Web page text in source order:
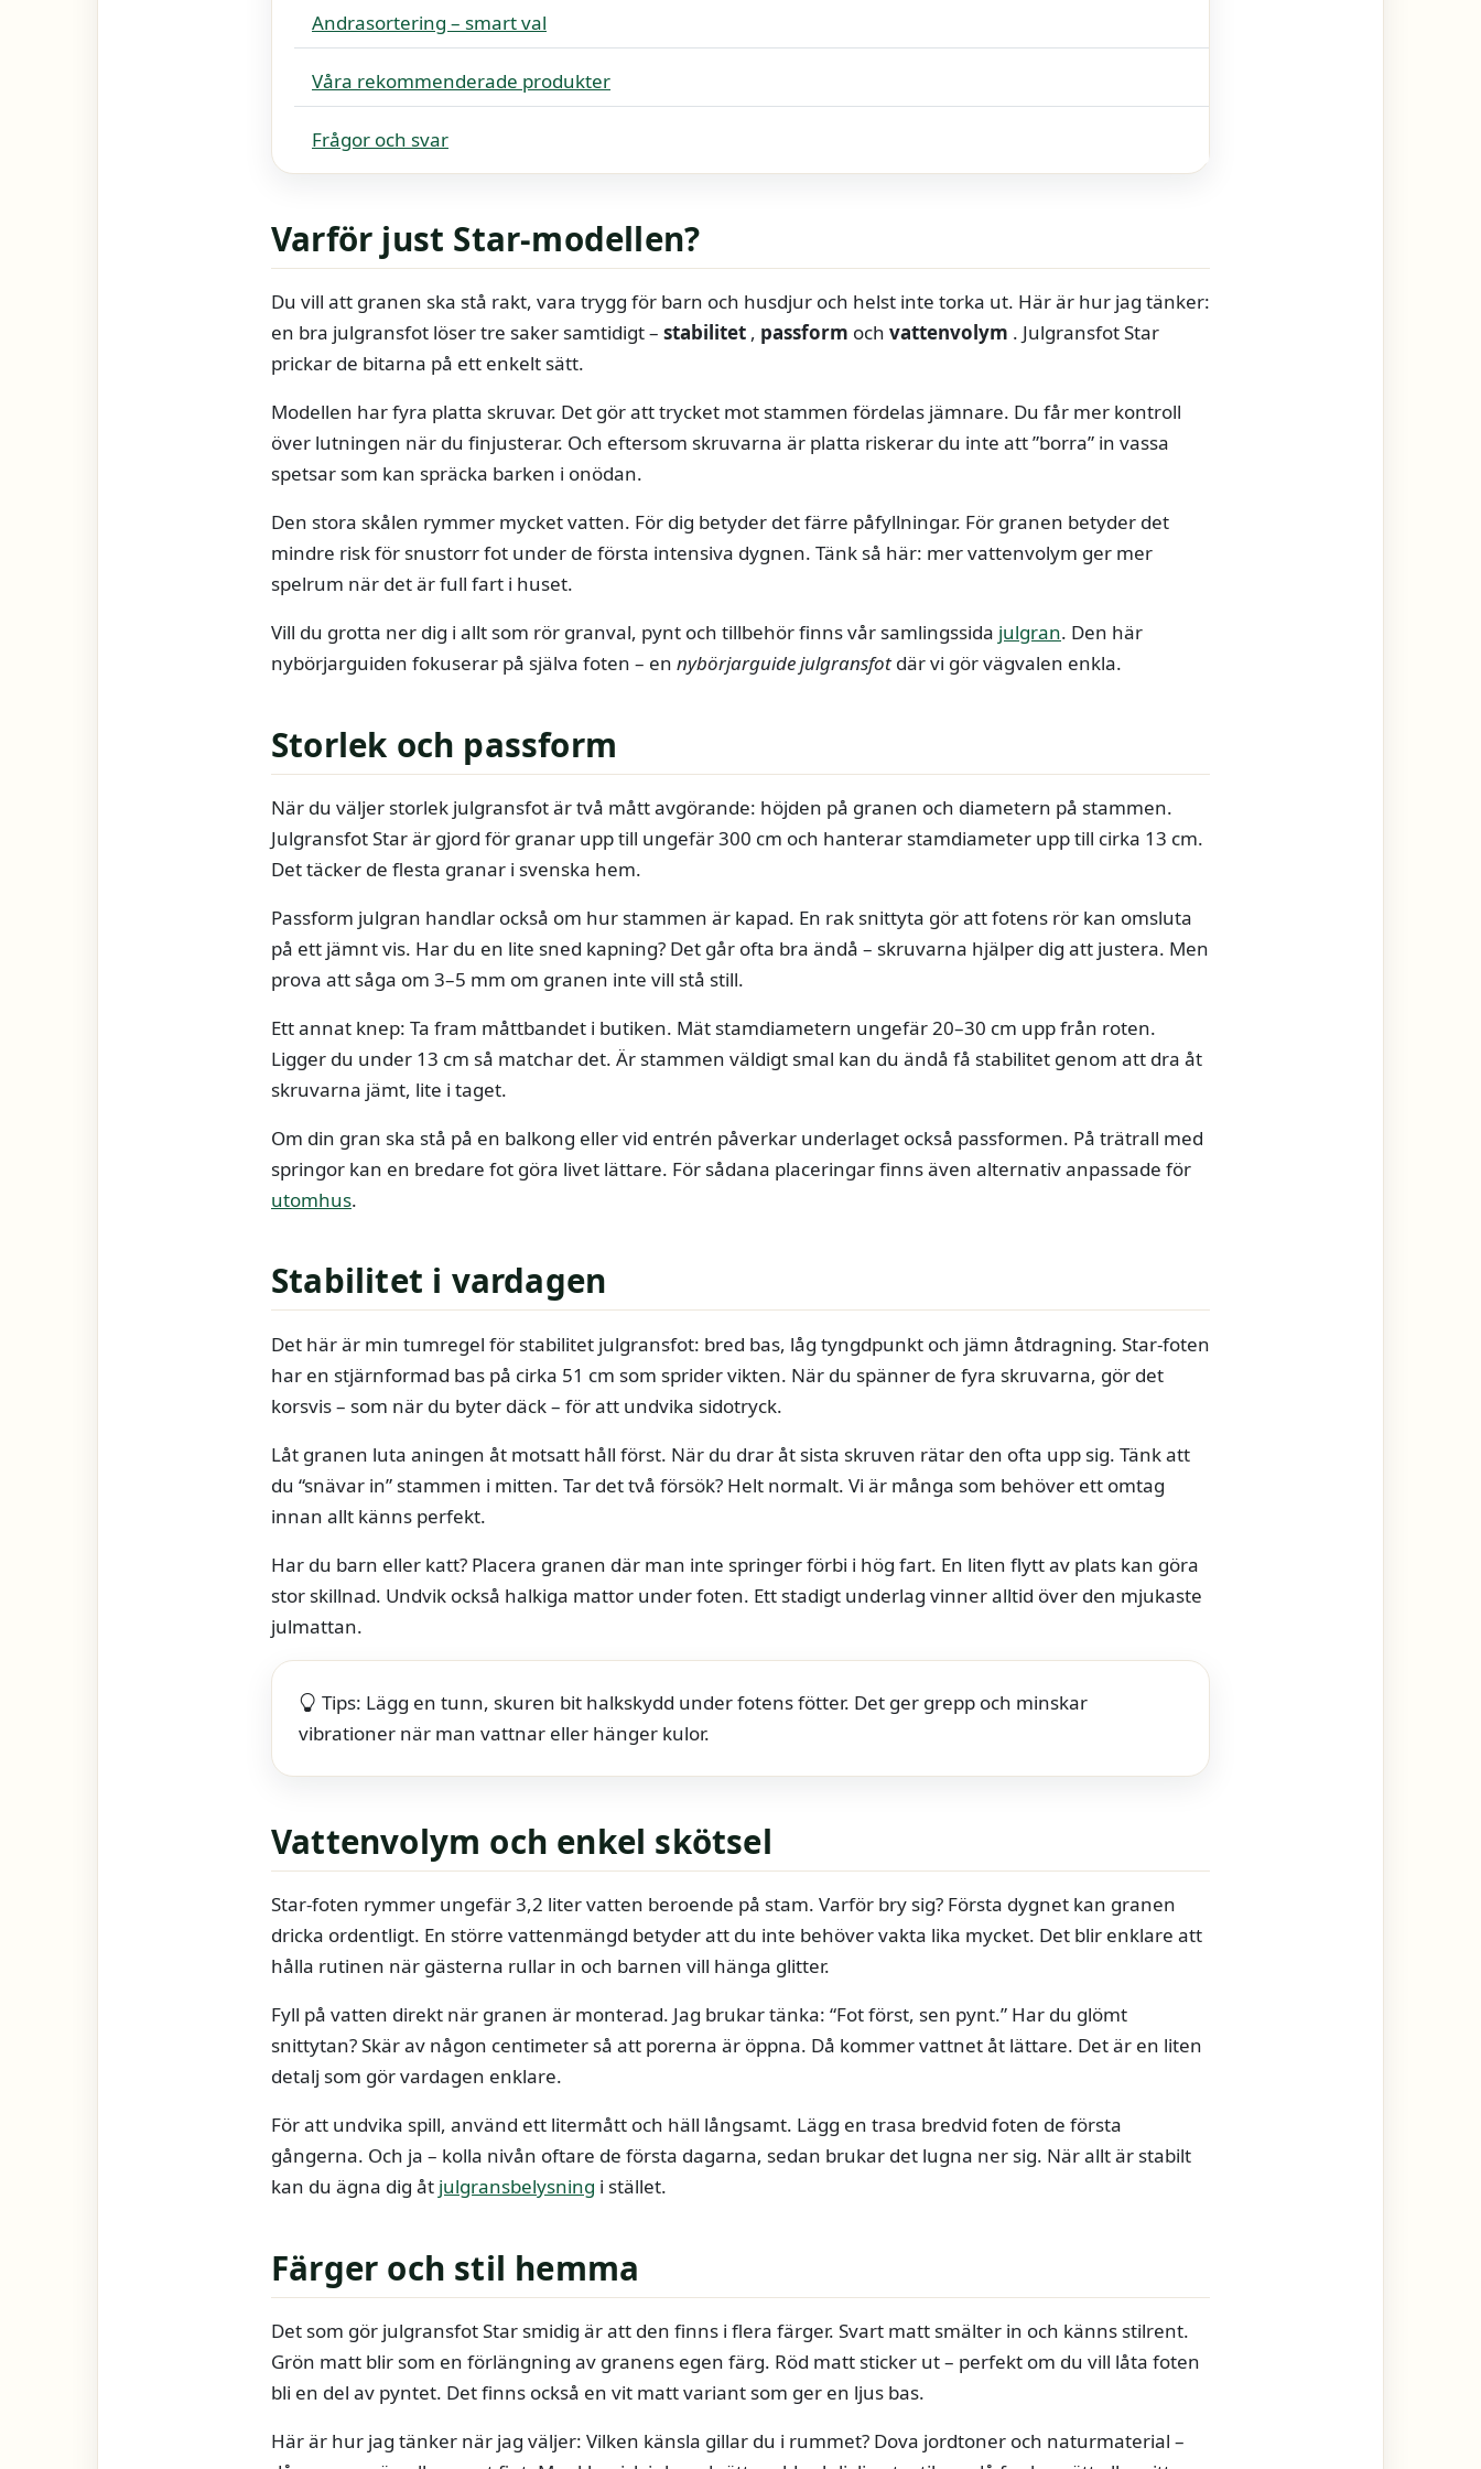
Andrasortering – smart val
Våra rekommenderade produkter
Frågor och svar
Varför just Star-modellen?
Du vill att granen ska stå rakt, vara trygg för barn och husdjur och helst inte torka ut. Här är hur jag tänker:
en bra julgransfot löser tre saker samtidigt – stabilitet , passform och vattenvolym . Julgransfot Star
prickar de bitarna på ett enkelt sätt.
Modellen har fyra platta skruvar. Det gör att trycket mot stammen fördelas jämnare. Du får mer kontroll
över lutningen när du finjusterar. Och eftersom skruvarna är platta riskerar du inte att ”borra” in vassa
spetsar som kan spräcka barken i onödan.
Den stora skålen rymmer mycket vatten. För dig betyder det färre påfyllningar. För granen betyder det
mindre risk för snustorr fot under de första intensiva dygnen. Tänk så här: mer vattenvolym ger mer
spelrum när det är full fart i huset.
Vill du grotta ner dig i allt som rör granval, pynt och tillbehör finns vår samlingssida julgran. Den här
nybörjarguiden fokuserar på själva foten – en nybörjarguide julgransfot där vi gör vägvalen enkla.
Storlek och passform
När du väljer storlek julgransfot är två mått avgörande: höjden på granen och diametern på stammen.
Julgransfot Star är gjord för granar upp till ungefär 300 cm och hanterar stamdiameter upp till cirka 13 cm.
Det täcker de flesta granar i svenska hem.
Passform julgran handlar också om hur stammen är kapad. En rak snittyta gör att fotens rör kan omsluta
på ett jämnt vis. Har du en lite sned kapning? Det går ofta bra ändå – skruvarna hjälper dig att justera. Men
prova att såga om 3–5 mm om granen inte vill stå still.
Ett annat knep: Ta fram måttbandet i butiken. Mät stamdiametern ungefär 20–30 cm upp från roten.
Ligger du under 13 cm så matchar det. Är stammen väldigt smal kan du ändå få stabilitet genom att dra åt
skruvarna jämt, lite i taget.
Om din gran ska stå på en balkong eller vid entrén påverkar underlaget också passformen. På trätrall med
springor kan en bredare fot göra livet lättare. För sådana placeringar finns även alternativ anpassade för
utomhus.
Stabilitet i vardagen
Det här är min tumregel för stabilitet julgransfot: bred bas, låg tyngdpunkt och jämn åtdragning. Star-foten
har en stjärnformad bas på cirka 51 cm som sprider vikten. När du spänner de fyra skruvarna, gör det
korsvis – som när du byter däck – för att undvika sidotryck.
Låt granen luta aningen åt motsatt håll först. När du drar åt sista skruven rätar den ofta upp sig. Tänk att
du “snävar in” stammen i mitten. Tar det två försök? Helt normalt. Vi är många som behöver ett omtag
innan allt känns perfekt.
Har du barn eller katt? Placera granen där man inte springer förbi i hög fart. En liten flytt av plats kan göra
stor skillnad. Undvik också halkiga mattor under foten. Ett stadigt underlag vinner alltid över den mjukaste
julmattan.
Tips: Lägg en tunn, skuren bit halkskydd under fotens fötter. Det ger grepp och minskar
vibrationer när man vattnar eller hänger kulor.
Vattenvolym och enkel skötsel
Star-foten rymmer ungefär 3,2 liter vatten beroende på stam. Varför bry sig? Första dygnet kan granen
dricka ordentligt. En större vattenmängd betyder att du inte behöver vakta lika mycket. Det blir enklare att
hålla rutinen när gästerna rullar in och barnen vill hänga glitter.
Fyll på vatten direkt när granen är monterad. Jag brukar tänka: “Fot först, sen pynt.” Har du glömt
snittytan? Skär av någon centimeter så att porerna är öppna. Då kommer vattnet åt lättare. Det är en liten
detalj som gör vardagen enklare.
För att undvika spill, använd ett litermått och häll långsamt. Lägg en trasa bredvid foten de första
gångerna. Och ja – kolla nivån oftare de första dagarna, sedan brukar det lugna ner sig. När allt är stabilt
kan du ägna dig åt julgransbelysning i stället.
Färger och stil hemma
Det som gör julgransfot Star smidig är att den finns i flera färger. Svart matt smälter in och känns stilrent.
Grön matt blir som en förlängning av granens egen färg. Röd matt sticker ut – perfekt om du vill låta foten
bli en del av pyntet. Det finns också en vit matt variant som ger en ljus bas.
Här är hur jag tänker när jag väljer: Vilken känsla gillar du i rummet? Dova jordtoner och naturmaterial –